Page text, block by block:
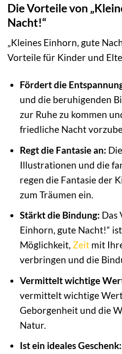
Die Vorteile von
Nacht!“
„Kleines Einhorn, gute
Vorteile für Kinder und
Fördert die
und die beruhigenden
zur Ruhe zu kommen
friedliche Nacht
Regt die Fantasie an:
Illustrationen und die
regen die Fantasie der
zum Träumen ein.
Stärkt die Bindung: Das
Einhorn, gute Nacht!“
Möglichkeit, Zeitmit
verbringen und die
Vermittelt wichtige
vermittelt wichtige
Geborgenheit und die
Natur.
Ist ein ideales Geschenk: